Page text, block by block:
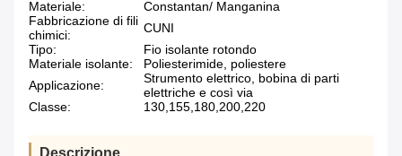
Materiale:
Constantan/ Manganina
Fabbricazione di fili
chimici:
CUNI
Tipo:
Fio isolante rotondo
Materiale isolante:
Poliesterimide, poliestere
Applicazione:
Strumento elettrico, bobina di parti
elettriche e così via
Classe:
130,155,180,200,220